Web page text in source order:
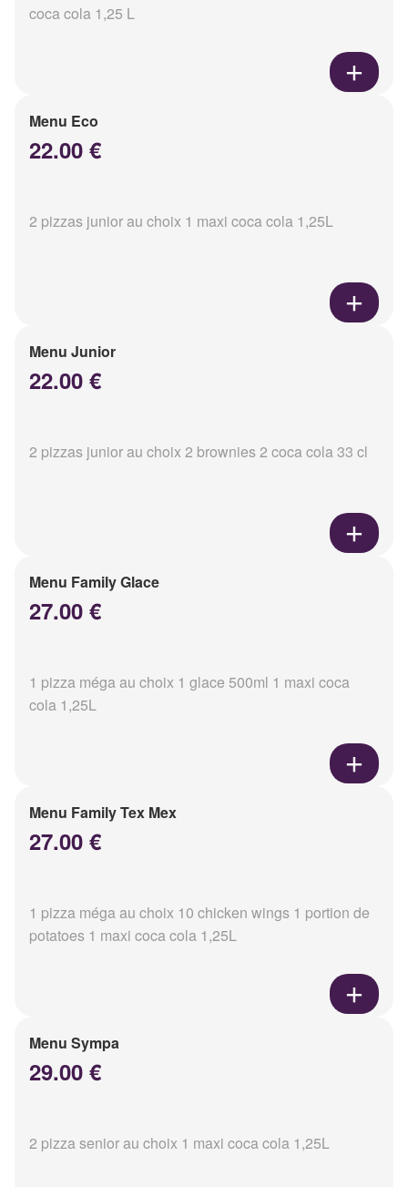
coca cola 1,25 L
Menu Eco
22.00 €
2 pizzas junior au choix 1 maxi coca cola 1,25L
Menu Junior
22.00 €
2 pizzas junior au choix 2 brownies 2 coca cola 33 cl
Menu Family Glace
27.00 €
1 pizza méga au choix 1 glace 500ml 1 maxi coca
cola 1,25L
Menu Family Tex Mex
27.00 €
1 pizza méga au choix 10 chicken wings 1 portion de
potatoes 1 maxi coca cola 1,25L
Menu Sympa
29.00 €
2 pizza senior au choix 1 maxi coca cola 1,25L